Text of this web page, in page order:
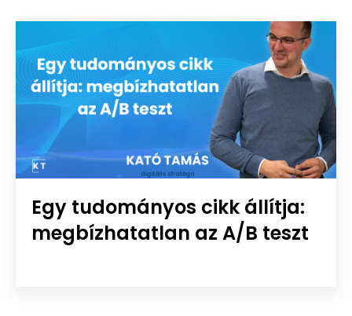
Egy tudományos cikk állítja:
megbízhatatlan az A/B teszt